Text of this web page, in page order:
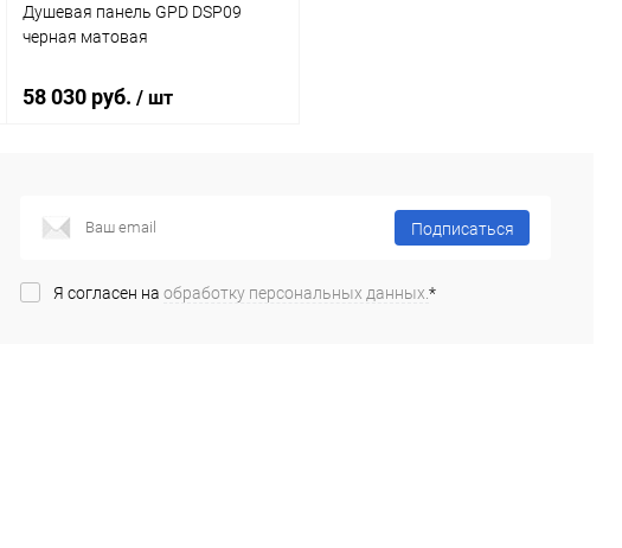
Душевая панель GPD DSP09
черная матовая
58 030 руб. / шт
В избранное Под заказ
Подписаться
Я согласен на обработку персональных данных. *